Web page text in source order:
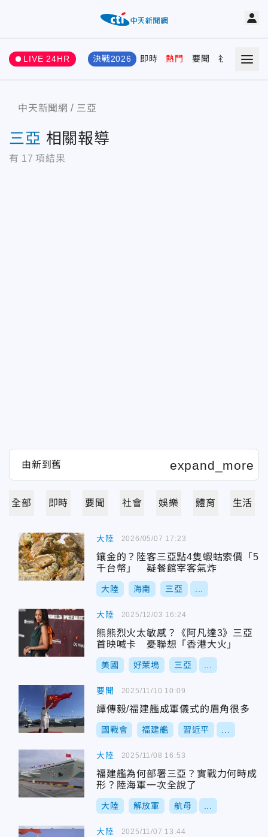
LIVE 24HR 決戰2026 即時 熱門 要聞 社會 娛樂
中天新聞網 三亞
三亞 相關報導
有 17 項結果
全部 即時 要聞 社會 娛樂 體育 生活
大陸
鑲金的？陸客三亞點4隻蝦蛄索價「5
千台幣」 疑餐館宰客氣炸
大陸 海南 三亞
2026/05/07 17:23
大陸
熊熊烈火太敏感？《阿凡達3》三亞
首映喊卡 憂聯想「香港大火」
美國 好萊塢 三亞
2025/12/03 16:24
要聞
譚傳毅/福建艦成軍儀式的眉角很多
國戰會 福建艦 習近平
2025/11/10 10:09
大陸
福建艦為何部署三亞？實戰力何時成
形？陸海軍一次全說了
大陸 解放軍 航母
2025/11/08 16:53
大陸 2025/11/07 13:44